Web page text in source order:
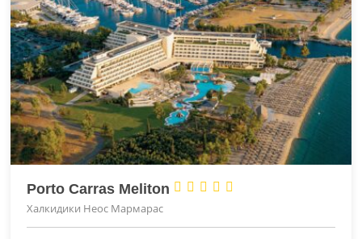
Porto Carras Meliton 




Халкидики Неос Мармарас